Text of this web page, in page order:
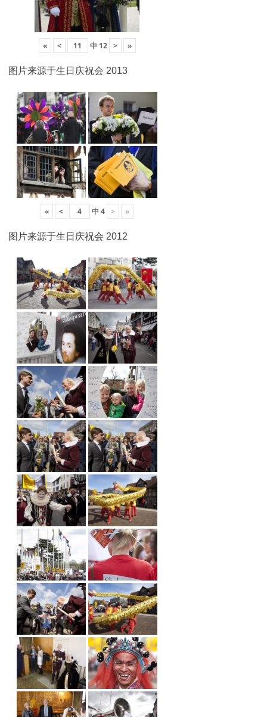
« < 中 12 > »
图片来源于生日庆祝会 2013
« < 中 4 > »
图片来源于生日庆祝会 2012